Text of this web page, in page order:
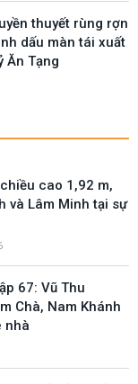
thuyết rùng rợn
dấu màn tái xuất
Ăn Tạng
cao 1,92 m,
và Lâm Minh tại sự
67: Vũ Thu
Chà, Nam Khánh
nhà